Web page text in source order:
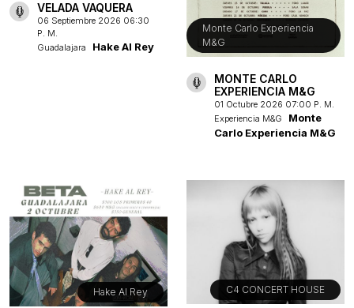
VELADA VAQUERA
06 Septiembre 2026 06:30
P. M.
Guadalajara
Hake Al Rey
Monte Carlo Experiencia
M&G
MONTE CARLO
EXPERIENCIA M&G
01 Octubre 2026 07:00 P. M.
Experiencia M&G
Monte
Carlo Experiencia M&G
Hake Al Rey C4 CONCERT HOUSE